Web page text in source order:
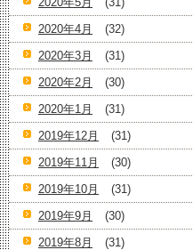
2020年4月
(32)
2020年3月
(31)
2020年2月
(30)
2020年1月
(31)
2019年12月
(31)
2019年11月
(30)
2019年10月
(31)
2019年9月
(30)
2019年8月
(31)